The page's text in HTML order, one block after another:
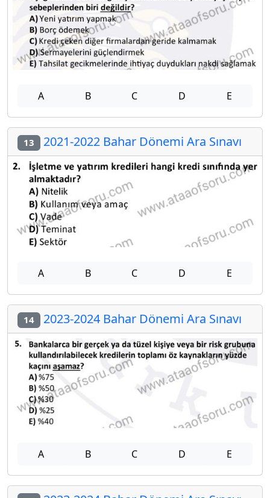
A B C D E
13 2021-2022 Bahar Dönemi Ara Sınavı
A B C D E
14 2023-2024 Bahar Dönemi Ara Sınavı
A B C D E